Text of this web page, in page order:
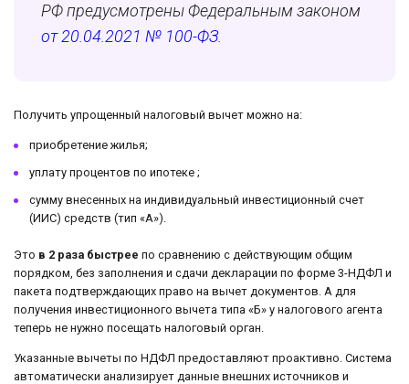
РФ предусмотрены Федеральным законом
от 20.04.2021 № 100-ФЗ.
Получить упрощенный налоговый вычет можно на:
приобретение жилья;
уплату процентов по ипотеке ;
сумму внесенных на индивидуальный инвестиционный счет
(ИИС) средств (тип «А»).
Это в 2 раза быстрее по сравнению с действующим общим
порядком, без заполнения и сдачи декларации по форме 3-НДФЛ и
пакета подтверждающих право на вычет документов. А для
получения инвестиционного вычета типа «Б» у налогового агента
теперь не нужно посещать налоговый орган.
Указанные вычеты по НДФЛ предоставляют проактивно. Система
автоматически анализирует данные внешних источников и